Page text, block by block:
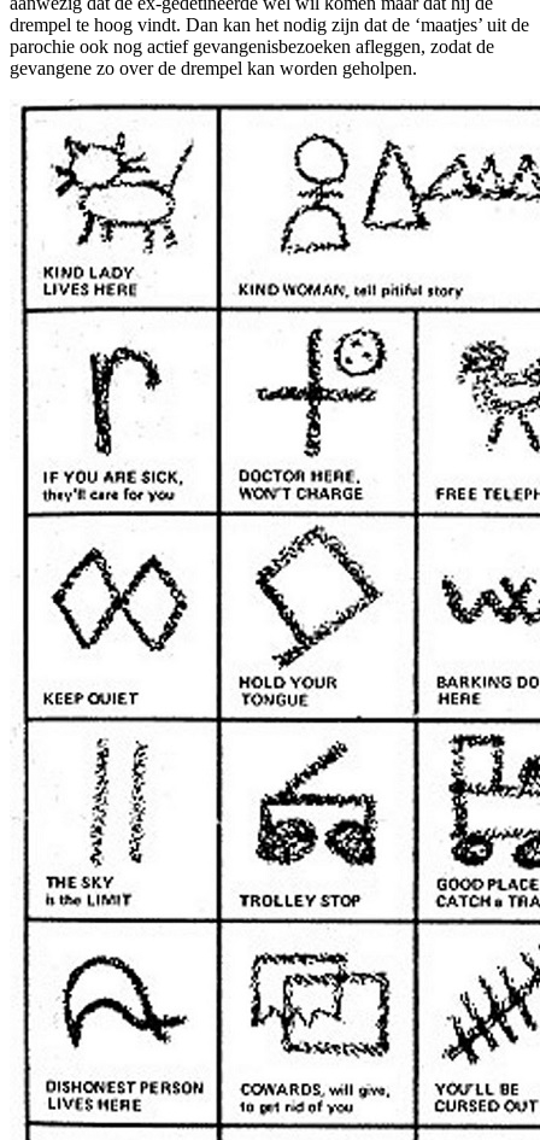
drempel te hoog vindt. Dan kan het nodig zijn dat de ‘maatjes’ uit de
parochie ook nog actief gevangenisbezoeken afleggen, zodat de
gevangene zo over de drempel kan worden geholpen.